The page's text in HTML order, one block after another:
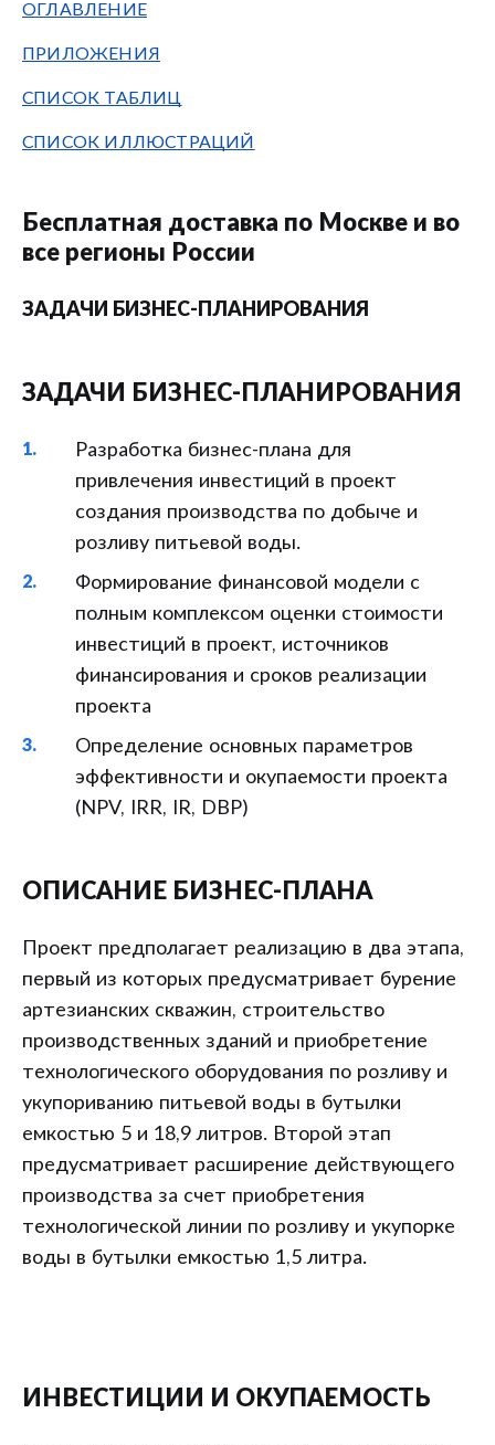
ОГЛАВЛЕНИЕ
ПРИЛОЖЕНИЯ
СПИСОК ТАБЛИЦ
СПИСОК ИЛЛЮСТРАЦИЙ
Бесплатная доставка по Москве и во
все регионы России
ЗАДАЧИ БИЗНЕС-ПЛАНИРОВАНИЯ
ЗАДАЧИ БИЗНЕС-ПЛАНИРОВАНИЯ
Разработка бизнес-плана для
привлечения инвестиций в проект
создания производства по добыче и
розливу питьевой воды.
Формирование финансовой модели с
полным комплексом оценки стоимости
инвестиций в проект, источников
финансирования и сроков реализации
проекта
Определение основных параметров
эффективности и окупаемости проекта
(NPV, IRR, IR, DBP)
ОПИСАНИЕ БИЗНЕС-ПЛАНА
Проект предполагает реализацию в два этапа,
первый из которых предусматривает бурение
артезианских скважин, строительство
производственных зданий и приобретение
технологического оборудования по розливу и
укупориванию питьевой воды в бутылки
емкостью 5 и 18,9 литров. Второй этап
предусматривает расширение действующего
производства за счет приобретения
технологической линии по розливу и укупорке
воды в бутылки емкостью 1,5 литра.
ИНВЕСТИЦИИ И ОКУПАЕМОСТЬ